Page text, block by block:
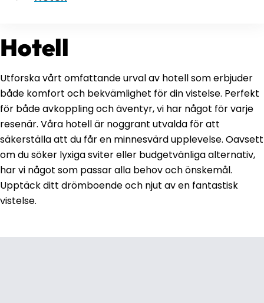
Hotell
Utforska vårt omfattande urval av hotell som erbjuder
både komfort och bekvämlighet för din vistelse. Perfekt
för både avkoppling och äventyr, vi har något för varje
resenär. Våra hotell är noggrant utvalda för att
säkerställa att du får en minnesvärd upplevelse. Oavsett
om du söker lyxiga sviter eller budgetvänliga alternativ,
har vi något som passar alla behov och önskemål.
Upptäck ditt drömboende och njut av en fantastisk
vistelse.